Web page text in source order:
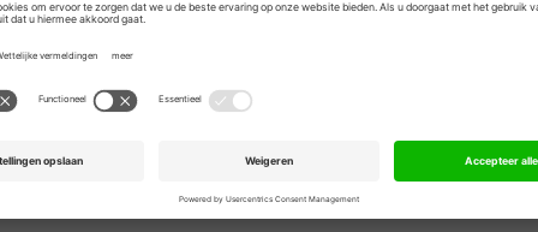
NPM Capital mede-eigenaar van
Vier jaar later volgde een secundary buyout van
branchegenoot Tarkett (2,5 miljard euro omzet).